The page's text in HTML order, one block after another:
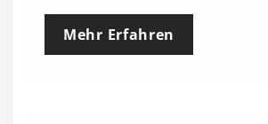
Mehr Erfahren